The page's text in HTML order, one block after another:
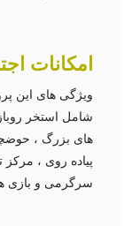
امکانات
ویژگی های این
شامل استخر
های بزرگ ،
پیاده روی ، مرکز
سرگرمی و بازی